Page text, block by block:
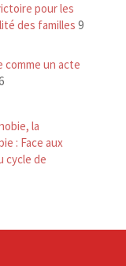
pour les
des familles 9
un acte
la
: Face aux
cycle de